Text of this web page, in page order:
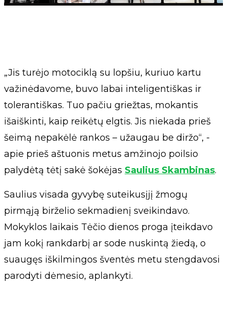
„Jis turėjo motociklą su lopšiu, kuriuo kartu
važinėdavome, buvo labai inteligentiškas ir
tolerantiškas. Tuo pačiu griežtas, mokantis
išaiškinti, kaip reikėtų elgtis. Jis niekada prieš
šeimą nepakėlė rankos – užaugau be diržo“, -
apie prieš aštuonis metus amžinojo poilsio
palydėtą tėtį sakė šokėjas Saulius Skambinas.
Saulius visada gyvybę suteikusįjį žmogų
pirmąją birželio sekmadienį sveikindavo.
Mokyklos laikais Tėčio dienos proga įteikdavo
jam kokį rankdarbį ar sode nuskintą žiedą, o
suaugęs iškilmingos šventės metu stengdavosi
parodyti dėmesio, aplankyti.